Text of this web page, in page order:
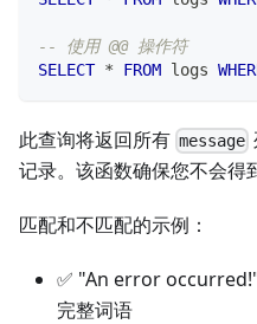
-- 使用 @@ 操作符
SELECT * FROM logs
此查询将返回所有 message
记录。该函数确保您不会得
匹配和不匹配的示例：
✅ "An error
完整词语